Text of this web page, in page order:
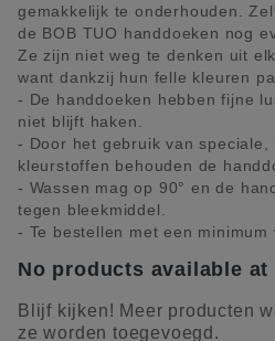
gemakkelijk te onderhouden.
de BOB TUO handdoeken nog
Ze zijn niet weg te denken uit
want dankzij hun felle kleuren
- De handdoeken hebben fijne
niet blijft haken.
- Door het gebruik van speciale,
kleurstoffen behouden de
- Wassen mag op 90° en de
tegen bleekmiddel.
- Te bestellen met een minimum
No products available at
Blijf kijken! Meer producten
ze worden toegevoegd.